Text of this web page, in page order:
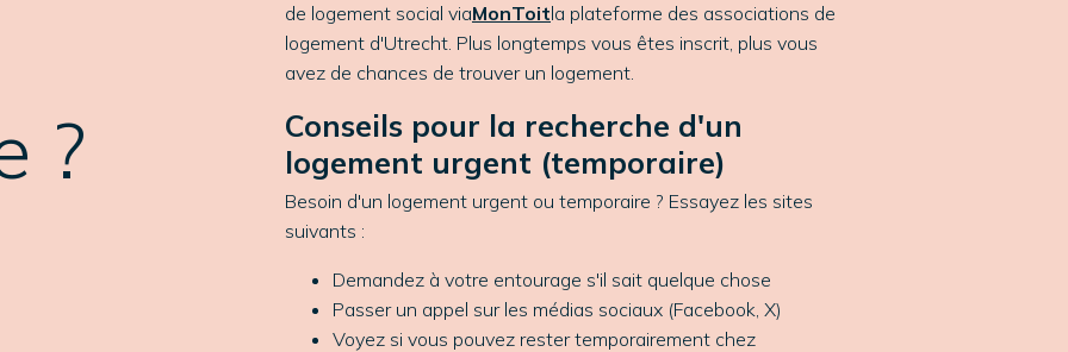
?
de logement social viaMonToitla plateforme des associations de
logement d'Utrecht. Plus longtemps vous êtes inscrit, plus vous
avez de chances de trouver un logement.
Conseils pour la recherche d'un
logement urgent (temporaire)
Besoin d'un logement urgent ou temporaire ? Essayez les sites
suivants :
Demandez à votre entourage s'il sait quelque chose
Passer un appel sur les médias sociaux (Facebook, X)
Voyez si vous pouvez rester temporairement chez